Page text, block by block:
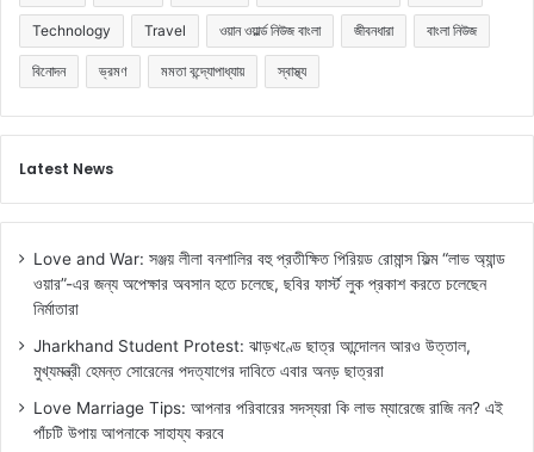
Technology Travel ওয়ান ওয়ার্ল্ড নিউজ বাংলা জীবনধারা বাংলা নিউজ
বিনোদন ভ্রমণ মমতা বন্দ্যোপাধ্যায় স্বাস্থ্য
Latest News
Love and War: সঞ্জয় লীলা বনশালির বহু প্রতীক্ষিত পিরিয়ড রোমান্স ফিল্ম “লাভ অ্যান্ড
ওয়ার”-এর জন্য অপেক্ষার অবসান হতে চলেছে, ছবির ফার্স্ট লুক প্রকাশ করতে চলেছেন
নির্মাতারা
Jharkhand Student Protest: ঝাড়খণ্ডে ছাত্র আন্দোলন আরও উত্তাল,
মুখ্যমন্ত্রী হেমন্ত সোরেনের পদত্যাগের দাবিতে এবার অনড় ছাত্ররা
Love Marriage Tips: আপনার পরিবারের সদস্যরা কি লাভ ম্যারেজে রাজি নন? এই
পাঁচটি উপায় আপনাকে সাহায্য করবে